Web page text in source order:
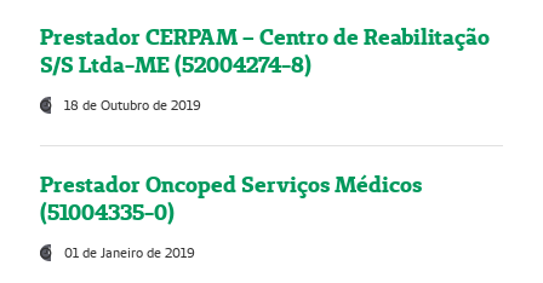
Prestador CERPAM – Centro de Reabilitação
S/S Ltda-ME (52004274-8)
18 de Outubro de 2019
Prestador Oncoped Serviços Médicos
(51004335-0)
01 de Janeiro de 2019